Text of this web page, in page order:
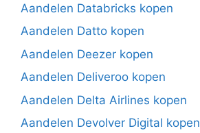
Aandelen Databricks kopen
Aandelen Datto kopen
Aandelen Deezer kopen
Aandelen Deliveroo kopen
Aandelen Delta Airlines kopen
Aandelen Devolver Digital kopen